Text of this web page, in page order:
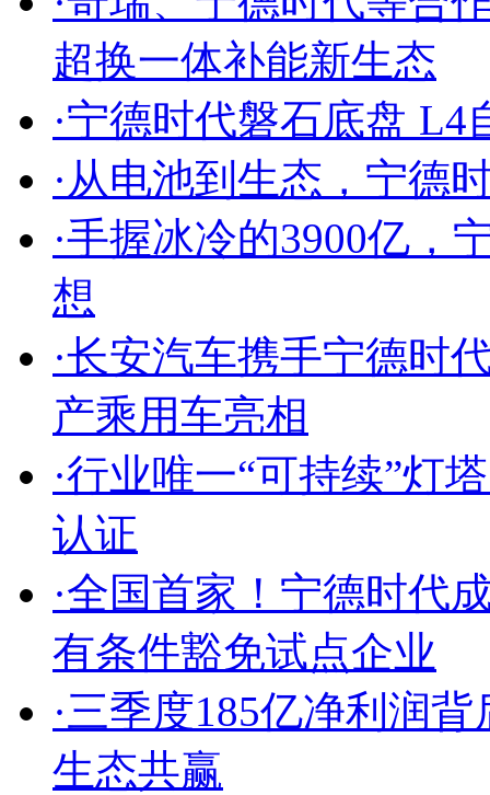
超换一体补能新生态
·宁德时代磐石底盘 L4
·从电池到生态，宁德
·手握冰冷的3900亿，
想
·长安汽车携手宁德时
产乘用车亮相
·行业唯一“可持续”灯
认证
·全国首家！宁德时代
有条件豁免试点企业
·三季度185亿净利润
生态共赢